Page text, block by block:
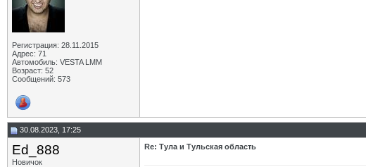
Регистрация: 28.11.2015
Адрес: 71
Автомобиль: VESTA LMM
Возраст: 52
Сообщений: 573
30.08.2023, 17:25
Ed_888
Новичок
Re: Тула и Тульская область